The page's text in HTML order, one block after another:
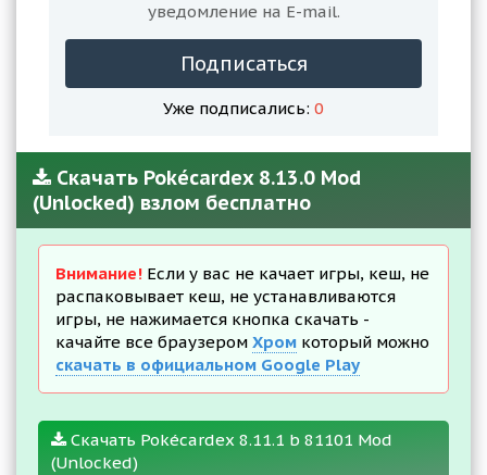
уведомление на E-mail.
Подписаться
Уже подписались: 0
Скачать Pokécardex 8.13.0 Mod
(Unlocked) взлом бесплатно
Внимание! Если у вас не качает игры, кеш, не
распаковывает кеш, не устанавливаются
игры, не нажимается кнопка скачать -
качайте все браузером Хром который можно
скачать в официальном Google Play
Скачать Pokécardex 8.11.1 b 81101 Mod
(Unlocked)